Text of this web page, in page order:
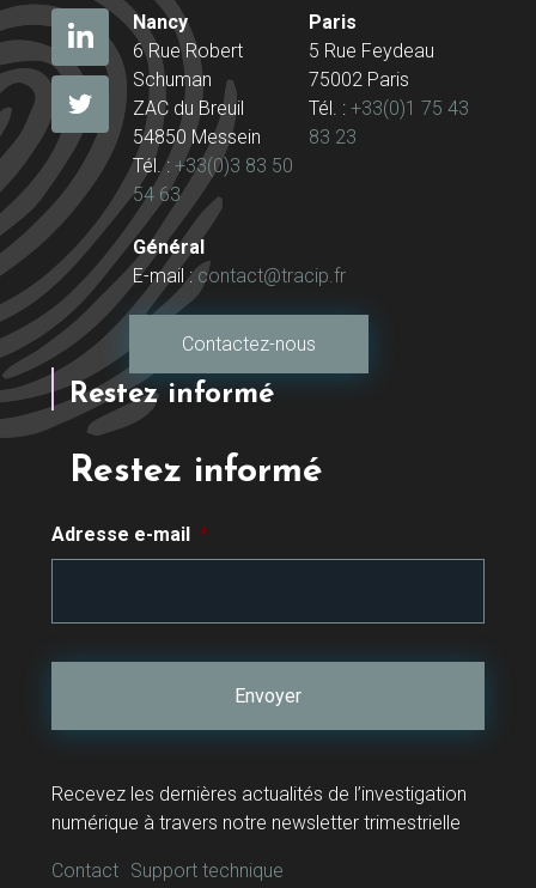
Nancy
6 Rue Robert
Schuman
ZAC du Breuil
54850 Messein
Tél. : +33(0)3 83 50
54 63
Paris
5 Rue Feydeau
75002 Paris
Tél. : +33(0)1 75 43
83 23
Général
E-mail :contact@tracip.fr
Contactez-nous
Restez informé
Restez informé
Adresse e-mail *
Recevez les dernières actualités de l’investigation
numérique à travers notre newsletter trimestrielle
Contact Support technique